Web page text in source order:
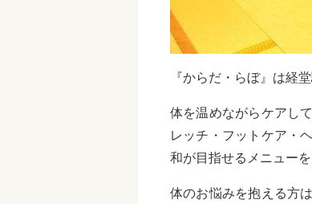
『からだ・らぼ』は経
体を温めながらケアし
レッチ・フットケア・
和が目指せるメニュー
体のお悩みを抱える方